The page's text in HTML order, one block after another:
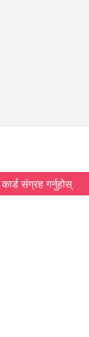
कार्ड संग्रह गर्नुहोस्